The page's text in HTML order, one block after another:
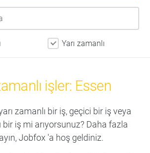
Yarı zamanlı
işler: Essen
zamanlı bir iş, geçici bir iş veya
bir iş mi arıyorsunuz? Daha fazla
Jobfox 'a hoş geldiniz.